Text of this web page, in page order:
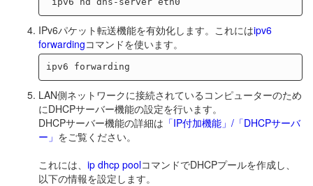
IPv6パケット転送機能を有効化します。これにはipv6
forwardingコマンドを使います。
LAN側ネットワークに接続されているコンピューターのため
にDHCPサーバー機能の設定を行います。
DHCPサーバー機能の詳細は 「IP付加機能」/「DHCPサーバ
ー」 をご覧ください。
これには、 ip dhcp poolコマンドでDHCPプールを作成し、
以下の情報を設定します。